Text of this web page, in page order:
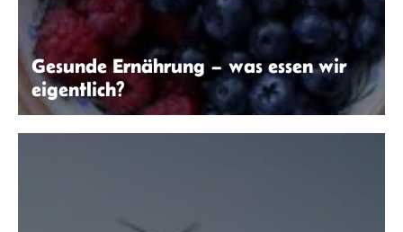
Gesunde Ernährung – was essen wir
eigentlich?